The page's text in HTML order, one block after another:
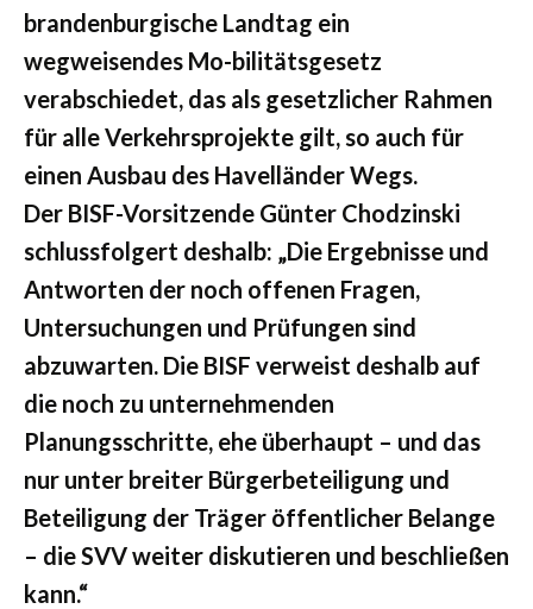
brandenburgische Landtag ein
wegweisendes Mo-bilitätsgesetz
verabschiedet, das als gesetzlicher Rahmen
für alle Verkehrsprojekte gilt, so auch für
einen Ausbau des Havelländer Wegs.
Der BISF-Vorsitzende Günter Chodzinski
schlussfolgert deshalb: „Die Ergebnisse und
Antworten der noch offenen Fragen,
Untersuchungen und Prüfungen sind
abzuwarten. Die BISF verweist deshalb auf
die noch zu unternehmenden
Planungsschritte, ehe überhaupt – und das
nur unter breiter Bürgerbeteiligung und
Beteiligung der Träger öffentlicher Belange
– die SVV weiter diskutieren und beschließen
kann.“